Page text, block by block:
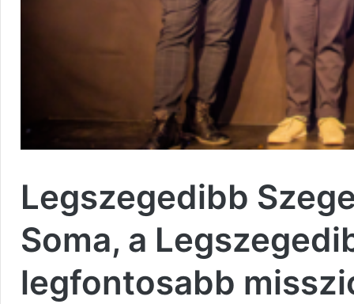
Legszegedibb
Soma, a
legfontosabb